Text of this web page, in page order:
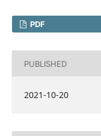
PDF
PUBLISHED
2021-10-20